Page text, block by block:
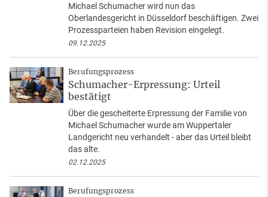
Michael Schumacher wird nun das
Oberlandesgericht in Düsseldorf beschäftigen. Zwei
Prozessparteien haben Revision eingelegt.
09.12.2025
Berufungsprozess
Schumacher-Erpressung: Urteil
bestätigt
Über die gescheiterte Erpressung der Familie von
Michael Schumacher wurde am Wuppertaler
Landgericht neu verhandelt - aber das Urteil bleibt
das alte.
02.12.2025
Berufungsprozess